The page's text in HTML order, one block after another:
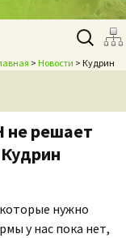
Найти:
> Новости > Кудрин
не решает
нужно
у нас пока нет,